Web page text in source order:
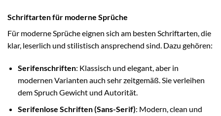
Schriftarten für moderne Sprüche
Für moderne Sprüche eignen sich am besten Schriftarten, die
klar, leserlich und stilistisch ansprechend sind. Dazu gehören:
Serifenschriften: Klassisch und elegant, aber in
modernen Varianten auch sehr zeitgemäß. Sie verleihen
dem Spruch Gewicht und Autorität.
Serifenlose Schriften (Sans-Serif): Modern, clean und